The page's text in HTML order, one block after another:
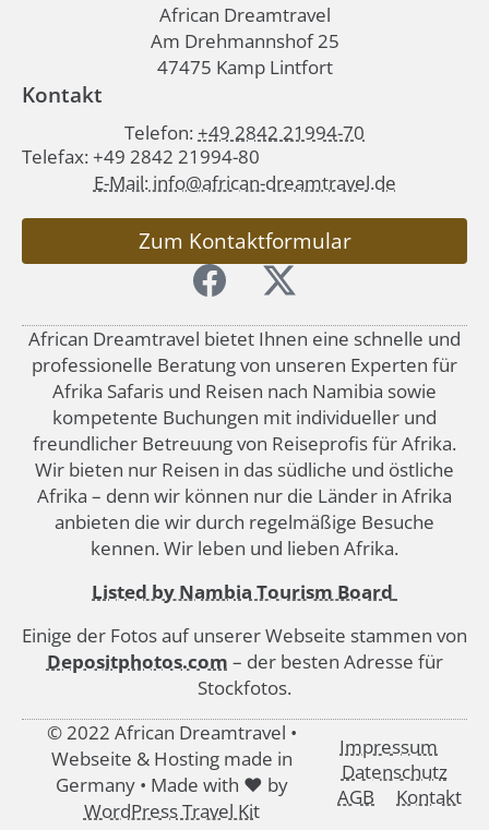
African Dreamtravel
Am Drehmannshof 25
47475 Kamp Lintfort
Kontakt
Telefon: +49 2842 21994-70
Telefax: +49 2842 21994-80
E-Mail: info@african-dreamtravel.de
Zum Kontaktformular
African Dreamtravel bietet Ihnen eine schnelle und
professionelle Beratung von unseren Experten für
Afrika Safaris und Reisen nach Namibia sowie
kompetente Buchungen mit individueller und
freundlicher Betreuung von Reiseprofis für Afrika.
Wir bieten nur Reisen in das südliche und östliche
Afrika – denn wir können nur die Länder in Afrika
anbieten die wir durch regelmäßige Besuche
kennen. Wir leben und lieben Afrika.
Listed by Nambia Tourism Board
Einige der Fotos auf unserer Webseite stammen von
Depositphotos.com – der besten Adresse für
Stockfotos.
© 2022 African Dreamtravel •
Webseite & Hosting made in
Germany • Made with ♥ by
WordPress Travel Kit
Impressum
Datenschutz
AGB
Kontakt